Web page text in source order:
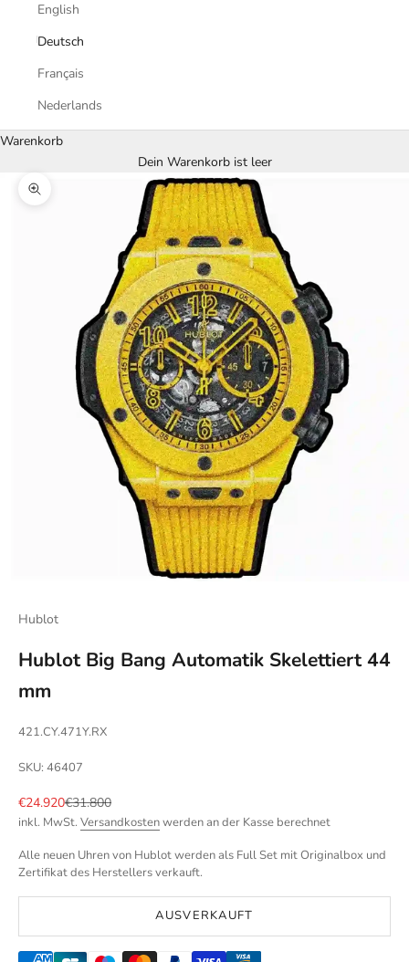
English
Deutsch
Français
Nederlands
Warenkorb
Dein Warenkorb ist leer
Bild vergrößern
Hublot
Hublot Big Bang Automatik Skelettiert 44
mm
421.CY.471Y.RX
SKU: 46407
Angebot
€24.920Regulärer Preis
€31.800
inkl. MwSt. Versandkostenwerden an der Kasse berechnet
Alle neuen Uhren von Hublot werden als Full Set mit Originalbox und
Zertifikat des Herstellers verkauft.
AUSVERKAUFT